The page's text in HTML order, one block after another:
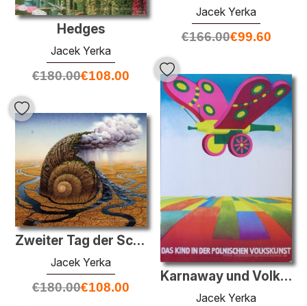
Jacek Yerka
€166.00€99.60
Hedges
Jacek Yerka
€180.00€108.00
Karnaway und Volkskunst Museum
Jacek Yerka
Zweiter Tag der Schöpfung
Jacek Yerka
€180.00€108.00